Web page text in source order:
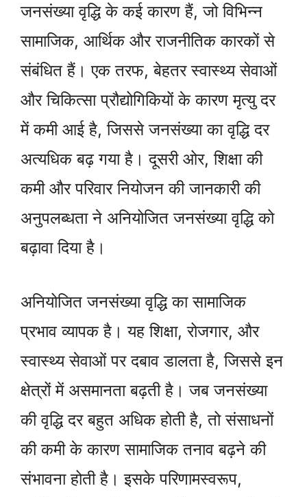
जनसंख्या वृद्धि के कई कारण हैं, जो विभिन्न
सामाजिक, आर्थिक और राजनीतिक कारकों से
संबंधित हैं। एक तरफ, बेहतर स्वास्थ्य सेवाओं
और चिकित्सा प्रौद्योगिकियों के कारण मृत्यु दर
में कमी आई है, जिससे जनसंख्या का वृद्धि दर
अत्यधिक बढ़ गया है। दूसरी ओर, शिक्षा की
कमी और परिवार नियोजन की जानकारी की
अनुपलब्धता ने अनियोजित जनसंख्या वृद्धि को
बढ़ावा दिया है।
अनियोजित जनसंख्या वृद्धि का सामाजिक
प्रभाव व्यापक है। यह शिक्षा, रोजगार, और
स्वास्थ्य सेवाओं पर दबाव डालता है, जिससे इन
क्षेत्रों में असमानता बढ़ती है। जब जनसंख्या
की वृद्धि दर बहुत अधिक होती है, तो संसाधनों
की कमी के कारण सामाजिक तनाव बढ़ने की
संभावना होती है। इसके परिणामस्वरूप,